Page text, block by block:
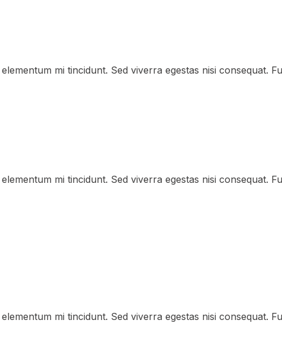
mi tincidunt. Sed viverra egestas nisi consequat.
mi tincidunt. Sed viverra egestas nisi consequat.
mi tincidunt. Sed viverra egestas nisi consequat.